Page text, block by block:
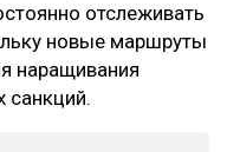
отслеживать
новые маршруты
наращивания
санкций.